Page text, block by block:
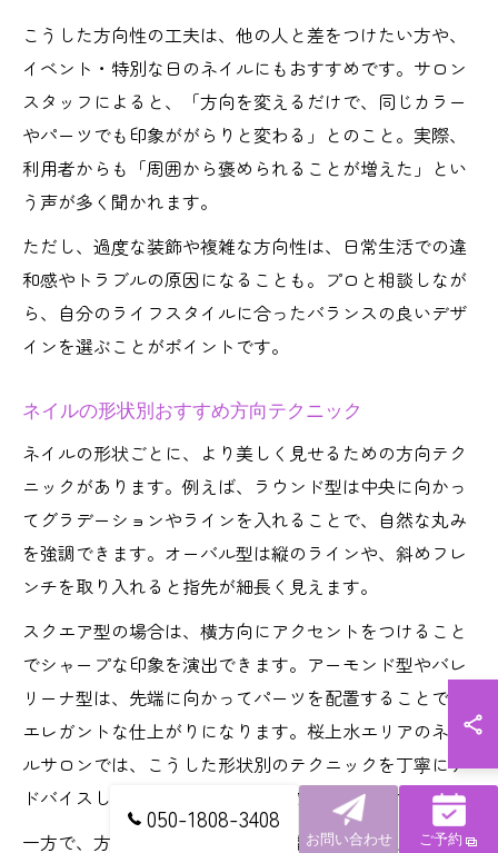
こうした方向性の工夫は、他の人と差をつけたい方や、
イベント・特別な日のネイルにもおすすめです。サロン
スタッフによると、「方向を変えるだけで、同じカラー
やパーツでも印象ががらりと変わる」とのこと。実際、
利用者からも「周囲から褒められることが増えた」とい
う声が多く聞かれます。
ただし、過度な装飾や複雑な方向性は、日常生活での違
和感やトラブルの原因になることも。プロと相談しなが
ら、自分のライフスタイルに合ったバランスの良いデザ
インを選ぶことがポイントです。
ネイルの形状別おすすめ方向テクニック
ネイルの形状ごとに、より美しく見せるための方向テク
ニックがあります。例えば、ラウンド型は中央に向かっ
てグラデーションやラインを入れることで、自然な丸み
を強調できます。オーバル型は縦のラインや、斜めフレ
ンチを取り入れると指先が細長く見えます。
スクエア型の場合は、横方向にアクセントをつけること
でシャープな印象を演出できます。アーモンド型やバレ
リーナ型は、先端に向かってパーツを配置することで、
エレガントな仕上がりになります。桜上水エリアのネイ
ルサロンでは、こうした形状別のテクニックを丁寧にア
ドバイスしてくれるので、初めての方でも安心です。
一方で、方向の付け方によっては指先が短く見えたり、
050-1808-3408
お問い合わせ ご予約